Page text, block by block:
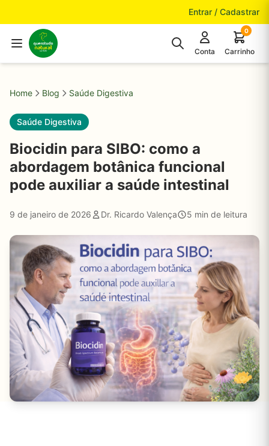
Entrar / Cadastrar
Conta
0
Carrinho
Home Blog Saúde Digestiva
Saúde Digestiva
Biocidin para SIBO: como a
abordagem botânica funcional
pode auxiliar a saúde intestinal
9 de janeiro de 2026 Dr. Ricardo Valença 5 min de leitura